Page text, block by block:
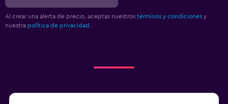
Al crear una alerta de precio, aceptas nuestros términos y condiciones y
nuestra política de privacidad.